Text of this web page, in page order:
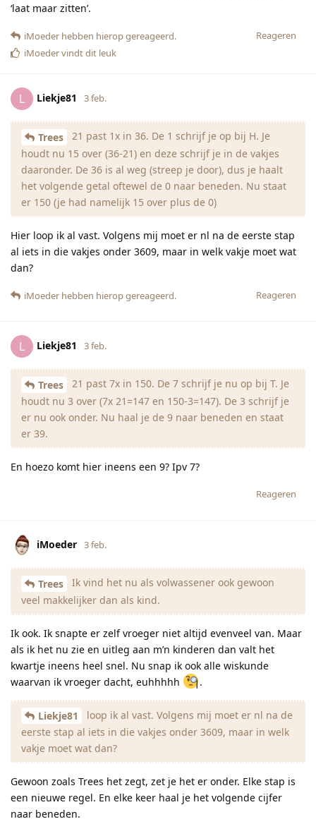
‘laat maar zitten’.
Reageren
iMoeder hebben hierop gereageerd.
iMoedervindt dit leuk
L Liekje81 3 feb.
Trees
21 past 1x in 36. De 1 schrijf je op bij H. Je
houdt nu 15 over (36-21) en deze schrijf je in de vakjes
daaronder. De 36 is al weg (streep je door), dus je haalt
het volgende getal oftewel de 0 naar beneden. Nu staat
er 150 (je had namelijk 15 over plus de 0)
Hier loop ik al vast. Volgens mij moet er nl na de eerste stap
al iets in die vakjes onder 3609, maar in welk vakje moet wat
dan?
Reageren
iMoeder hebben hierop gereageerd.
L Liekje81 3 feb.
Trees
21 past 7x in 150. De 7 schrijf je nu op bij T. Je
houdt nu 3 over (7x 21=147 en 150-3=147). De 3 schrijf je
er nu ook onder. Nu haal je de 9 naar beneden en staat
er 39.
En hoezo komt hier ineens een 9? Ipv 7?
Reageren
iMoeder 3 feb.
Trees
Ik vind het nu als volwassener ook gewoon
veel makkelijker dan als kind.
Ik ook. Ik snapte er zelf vroeger niet altijd evenveel van. Maar
als ik het nu zie en uitleg aan m’n kinderen dan valt het
kwartje ineens heel snel. Nu snap ik ook alle wiskunde
waarvan ik vroeger dacht, euhhhhh
.
Liekje81
loop ik al vast. Volgens mij moet er nl na de
eerste stap al iets in die vakjes onder 3609, maar in welk
vakje moet wat dan?
Gewoon zoals Trees het zegt, zet je het er onder. Elke stap is
een nieuwe regel. En elke keer haal je het volgende cijfer
naar beneden.